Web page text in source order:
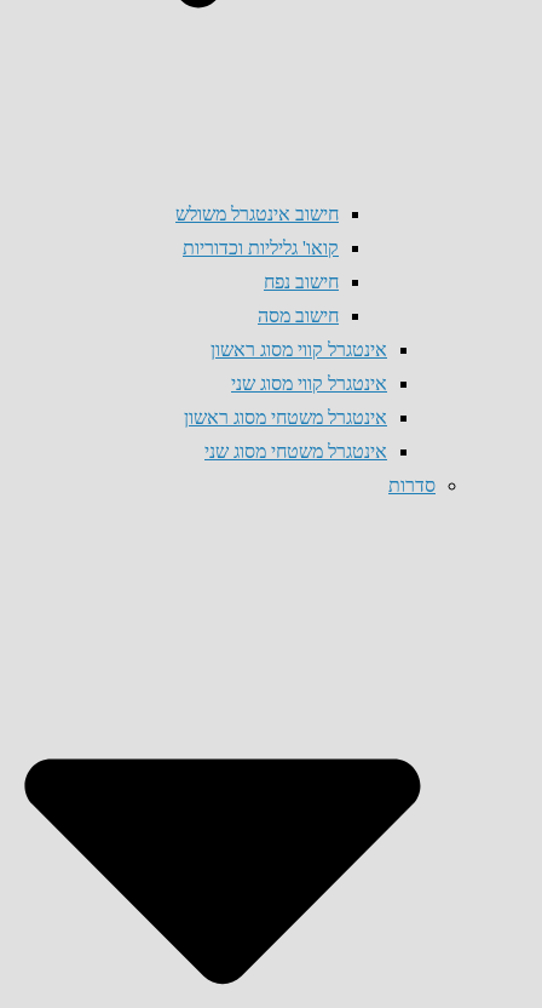
חישוב אינטגרל משולש
קואו' גליליות וכדוריות
חישוב נפח
חישוב מסה
אינטגרל קווי מסוג ראשון
אינטגרל קווי מסוג שני
אינטגרל משטחי מסוג ראשון
אינטגרל משטחי מסוג שני
סדרות